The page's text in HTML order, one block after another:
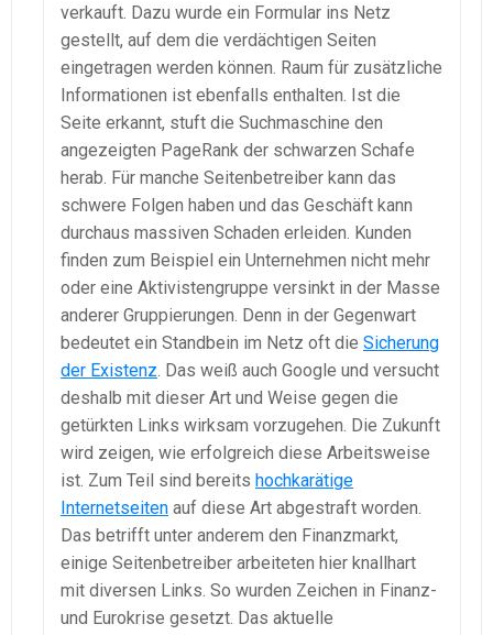
verkauft. Dazu wurde ein Formular ins Netz
gestellt, auf dem die verdächtigen Seiten
eingetragen werden können. Raum für zusätzliche
Informationen ist ebenfalls enthalten. Ist die
Seite erkannt, stuft die Suchmaschine den
angezeigten PageRank der schwarzen Schafe
herab. Für manche Seitenbetreiber kann das
schwere Folgen haben und das Geschäft kann
durchaus massiven Schaden erleiden. Kunden
finden zum Beispiel ein Unternehmen nicht mehr
oder eine Aktivistengruppe versinkt in der Masse
anderer Gruppierungen. Denn in der Gegenwart
bedeutet ein Standbein im Netz oft die Sicherung
der Existenz. Das weiß auch Google und versucht
deshalb mit dieser Art und Weise gegen die
getürkten Links wirksam vorzugehen. Die Zukunft
wird zeigen, wie erfolgreich diese Arbeitsweise
ist. Zum Teil sind bereits hochkarätige
Internetseiten auf diese Art abgestraft worden.
Das betrifft unter anderem den Finanzmarkt,
einige Seitenbetreiber arbeiteten hier knallhart
mit diversen Links. So wurden Zeichen in Finanz-
und Eurokrise gesetzt. Das aktuelle